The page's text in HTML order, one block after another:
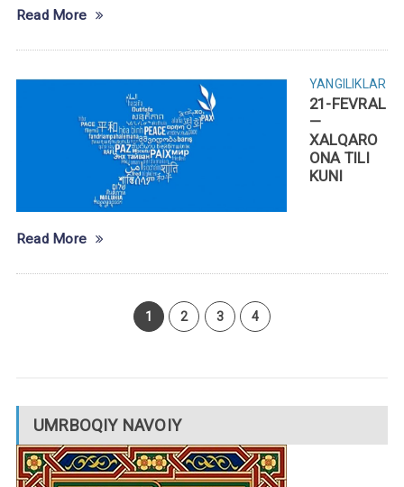
Read More
YANGILIKLAR
21-FEVRAL
—
XALQARO
ONA TILI
KUNI
Read More
1 2 3 4
UMRBOQIY NAVOIY